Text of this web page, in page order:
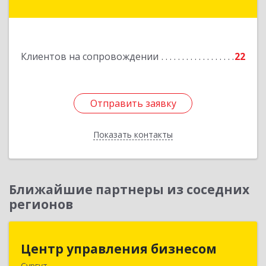
Клиентов на сопровождении 22
Отправить заявку
Показать контакты
Подробнее
Отправить заявку
Назад
Ближайшие партнеры из соседних
регионов
Центр управления бизнесом
Центр управления бизнесом